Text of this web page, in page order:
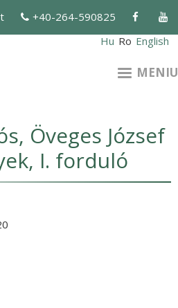
+40-264-590825
Hu Ro English
MENIU
Öveges József
I. forduló